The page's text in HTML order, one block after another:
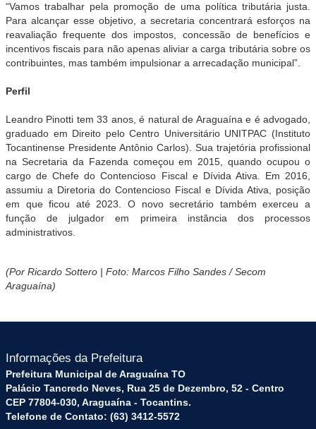
“Vamos trabalhar pela promoção de uma política tributária justa.
Para alcançar esse objetivo, a secretaria concentrará esforços na
reavaliação frequente dos impostos, concessão de benefícios e
incentivos fiscais para não apenas aliviar a carga tributária sobre os
contribuintes, mas também impulsionar a arrecadação municipal”.
Perfil
Leandro Pinotti tem 33 anos, é natural de Araguaína e é advogado,
graduado em Direito pelo Centro Universitário UNITPAC (Instituto
Tocantinense Presidente Antônio Carlos). Sua trajetória profissional
na Secretaria da Fazenda começou em 2015, quando ocupou o
cargo de Chefe do Contencioso Fiscal e Dívida Ativa. Em 2016,
assumiu a Diretoria do Contencioso Fiscal e Dívida Ativa, posição
em que ficou até 2023. O novo secretário também exerceu a
função de julgador em primeira instância dos processos
administrativos.
(Por Ricardo Sottero | Foto: Marcos Filho Sandes / Secom
Araguaína)
Informações da Prefeitura
Prefeitura Municipal de Araguaína TO
Palácio Tancredo Neves, Rua 25 de Dezembro, 52 - Centro
CEP 77804-030, Araguaína - Tocantins.
Telefone de Contato: (63) 3412-5572